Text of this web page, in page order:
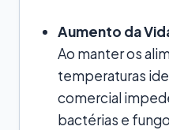
Aumento da
Ao manter os
temperaturas
comercial
bactérias e